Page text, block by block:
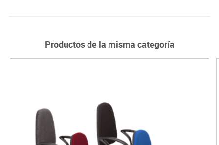
Productos de la misma categoría